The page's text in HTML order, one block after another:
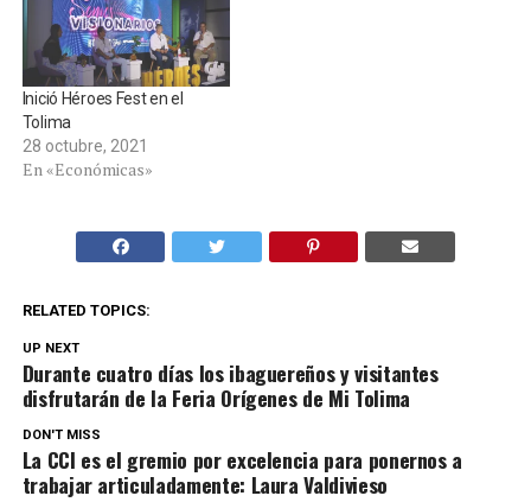
Inició Héroes Fest en el
Tolima
28 octubre, 2021
En «Económicas»
RELATED TOPICS:
UP NEXT
Durante cuatro días los ibaguereños y visitantes
disfrutarán de la Feria Orígenes de Mi Tolima
DON'T MISS
La CCI es el gremio por excelencia para ponernos a
trabajar articuladamente: Laura Valdivieso